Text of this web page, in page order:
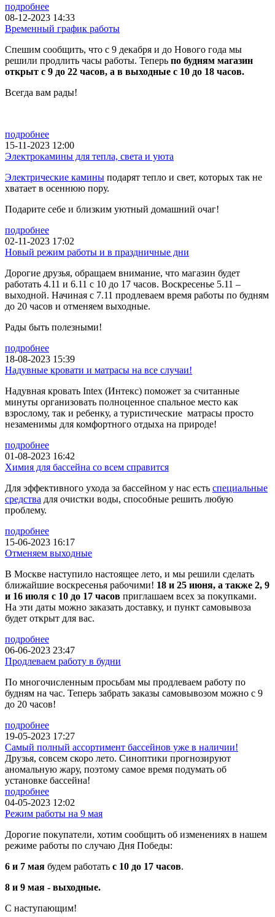
подробнее
08-12-2023 14:33
Временный график работы
Спешим сообщить, что с 9 декабря и до Нового года мы
решили продлить часы работы. Теперь по будням магазин
открыт с 9 до 22 часов, а в выходные с 10 до 18 часов.
Всегда вам рады!
подробнее
15-11-2023 12:00
Электрокамины для тепла, света и уюта
Электрические камины подарят тепло и свет, которых так не
хватает в осеннюю пору.
Подарите себе и близким уютный домашний очаг!
подробнее
02-11-2023 17:02
Новый режим работы и в праздничные дни
Дорогие друзья, обращаем внимание, что магазин будет
работать 4.11 и 6.11 с 10 до 17 часов. Воскресенье 5.11 –
выходной. Начиная с 7.11 продлеваем время работы по будням
до 20 часов и отменяем выходные.
Рады быть полезными!
подробнее
18-08-2023 15:39
Надувные кровати и матрасы на все случаи!
Надувная кровать Intex (Интекс) поможет за считанные
минуты организовать полноценное спальное место как
взрослому, так и ребенку, а туристические матрасы просто
незаменимы для комфортного отдыха на природе!
подробнее
01-08-2023 16:42
Химия для бассейна со всем справится
Для эффективного ухода за бассейном у нас есть специальные
средства для очистки воды, способные решить любую
проблему.
подробнее
15-06-2023 16:17
Отменяем выходные
В Москве наступило настоящее лето, и мы решили сделать
ближайшие воскресенья рабочими! 18 и 25 июня, а также 2, 9
и 16 июля с 10 до 17 часов приглашаем всех за покупками.
На эти даты можно заказать доставку, и пункт самовывоза
будет открыт для вас.
подробнее
06-06-2023 23:47
Продлеваем работу в будни
По многочисленным просьбам мы продлеваем работу по
будням на час. Теперь забрать заказы самовывозом можно с 9
до 20 часов!
подробнее
19-05-2023 17:27
Самый полный ассортимент бассейнов уже в наличии!
Друзья, совсем скоро лето. Синоптики прогнозируют
аномальную жару, поэтому самое время подумать об
установке бассейна!
подробнее
04-05-2023 12:02
Режим работы на 9 мая
Дорогие покупатели, хотим сообщить об изменениях в нашем
режиме работы по случаю Дня Победы:
6 и 7 мая будем работать с 10 до 17 часов.
8 и 9 мая - выходные.
С наступающим!